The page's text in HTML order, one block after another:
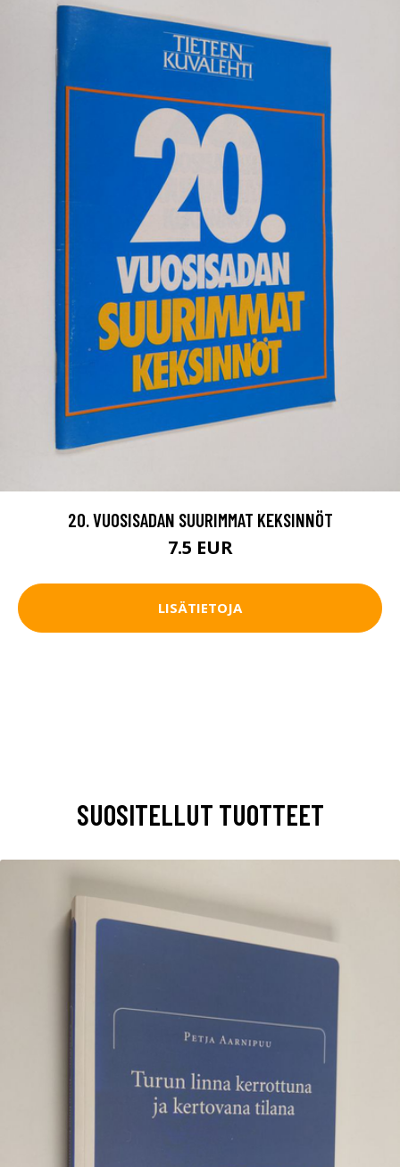
20. VUOSISADAN SUURIMMAT KEKSINNÖT
7.5 EUR
LISÄTIETOJA
SUOSITELLUT TUOTTEET